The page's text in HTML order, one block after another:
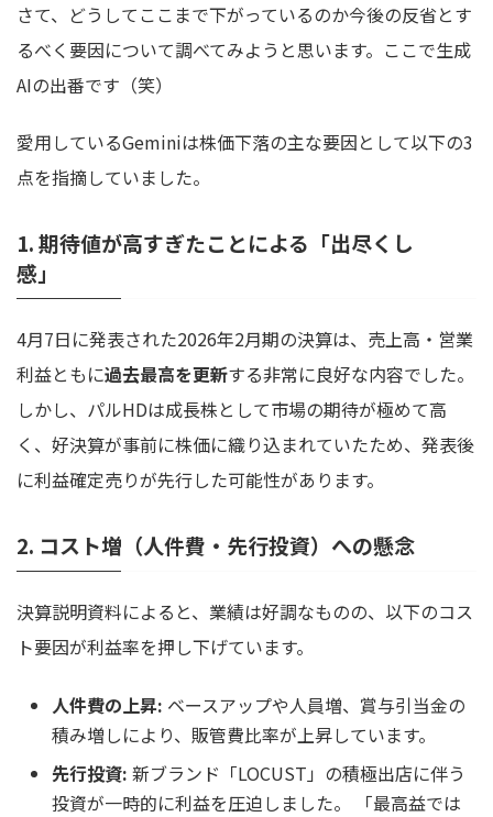
さて、どうしてここまで下がっているのか今後の反省とす
るべく要因について調べてみようと思います。ここで生成
AIの出番です（笑）
愛用しているGeminiは株価下落の主な要因として以下の3
点を指摘していました。
1. 期待値が高すぎたことによる「出尽くし
感」
4月7日に発表された2026年2月期の決算は、売上高・営業
利益ともに過去最高を更新する非常に良好な内容でした。
しかし、パルHDは成長株として市場の期待が極めて高
く、好決算が事前に株価に織り込まれていたため、発表後
に利益確定売りが先行した可能性があります。
2. コスト増（人件費・先行投資）への懸念
決算説明資料によると、業績は好調なものの、以下のコス
ト要因が利益率を押し下げています。
人件費の上昇: ベースアップや人員増、賞与引当金の
積み増しにより、販管費比率が上昇しています。
先行投資: 新ブランド「LOCUST」の積極出店に伴う
投資が一時的に利益を圧迫しました。 「最高益では